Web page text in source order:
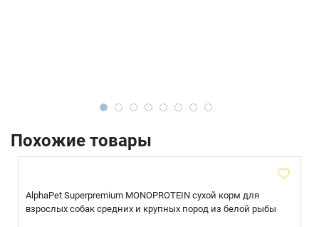
Похожие товары
AlphaPet Superpremium MONOPROTEIN сухой корм для
взрослых собак средних и крупных пород из белой рыбы